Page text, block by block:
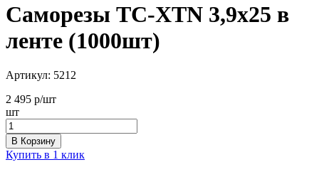
Саморезы ТС-XTN 3,9x25 в
ленте (1000шт)
Артикул: 5212
2 495 р/шт
шт
В Корзину
Купить в 1 клик